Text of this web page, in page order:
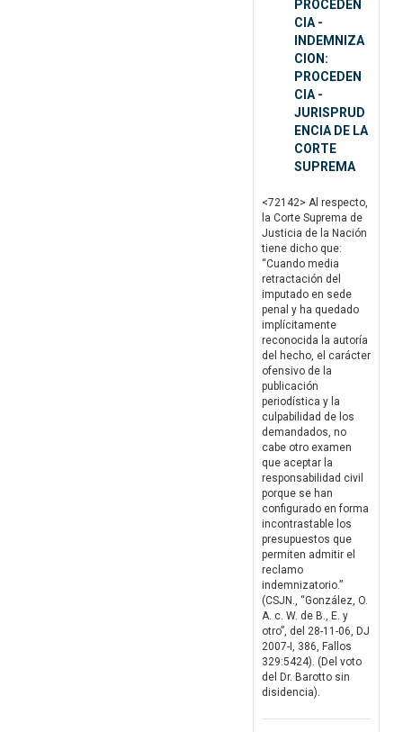
PROCEDEN
CIA -
INDEMNIZA
CION:
PROCEDEN
CIA -
JURISPRUD
ENCIA DE LA
CORTE
SUPREMA
<72142> Al respecto,
la Corte Suprema de
Justicia de la Nación
tiene dicho que:
“Cuando media
retractación del
imputado en sede
penal y ha quedado
implícitamente
reconocida la autoría
del hecho, el carácter
ofensivo de la
publicación
periodística y la
culpabilidad de los
demandados, no
cabe otro examen
que aceptar la
responsabilidad civil
porque se han
configurado en forma
incontrastable los
presupuestos que
permiten admitir el
reclamo
indemnizatorio.”
(CSJN., “González, O.
A. c. W. de B., E. y
otro”, del 28-11-06, DJ
2007-I, 386, Fallos
329:5424). (Del voto
del Dr. Barotto sin
disidencia).